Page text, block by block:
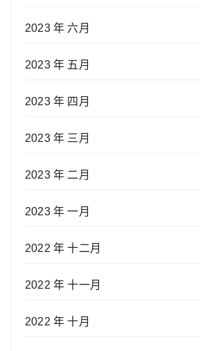
2023 年 六月
2023 年 五月
2023 年 四月
2023 年 三月
2023 年 二月
2023 年 一月
2022 年 十二月
2022 年 十一月
2022 年 十月